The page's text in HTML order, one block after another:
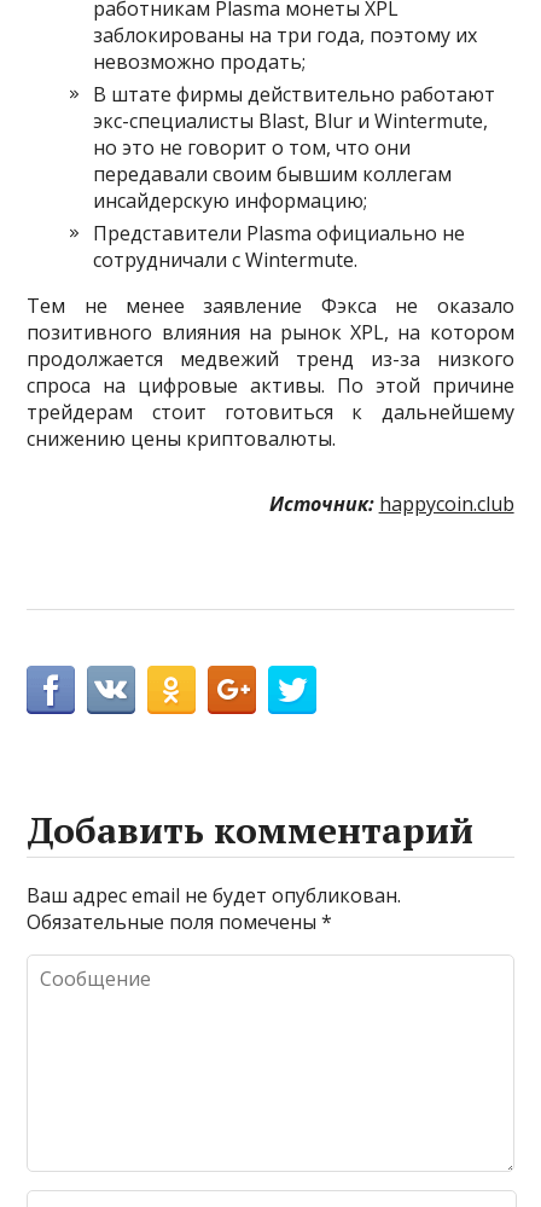
работникам Plasma монеты XPL
заблокированы на три года, поэтому их
невозможно продать;
В штате фирмы действительно работают
экс-специалисты Blast, Blur и Wintermute,
но это не говорит о том, что они
передавали своим бывшим коллегам
инсайдерскую информацию;
Представители Plasma официально не
сотрудничали с Wintermute.
Тем не менее заявление Фэкса не оказало
позитивного влияния на рынок XPL, на котором
продолжается медвежий тренд из-за низкого
спроса на цифровые активы. По этой причине
трейдерам стоит готовиться к дальнейшему
снижению цены криптовалюты.
Источник: happycoin.club
Добавить комментарий
Ваш адрес email не будет опубликован.
Обязательные поля помечены*